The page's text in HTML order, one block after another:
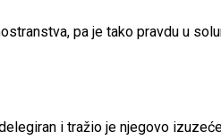
pa je tako pravdu u
i tražio je njegovo